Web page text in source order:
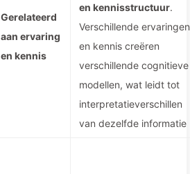
Gerelateerd
aan ervaring
en kennis
en kennisstructuur.
Verschillende ervaringen
en kennis creëren
verschillende cognitieve
modellen, wat leidt tot
interpretatieverschillen
van dezelfde informatie